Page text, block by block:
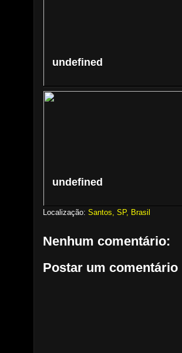
undefined
undefined
Localização: Santos, SP, Brasil
Nenhum comentário:
Postar um comentário